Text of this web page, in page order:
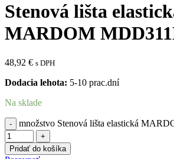
Stenová lišta
MARDOM
48,92 € s DPH
Dodacia lehota: 5-10 prac.dní
Na sklade
množstvo Stenová lišta elastická
Pridať do košíka